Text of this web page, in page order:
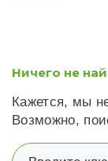
Ничего не
Кажется, мы
Возможно,